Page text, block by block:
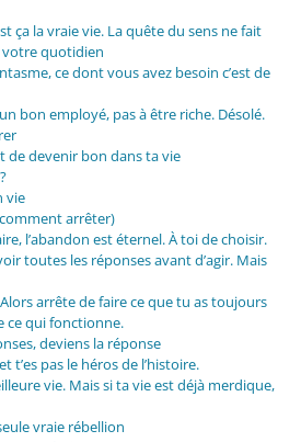
ça la vraie vie. La quête du sens ne fait
quotidien
ce dont vous avez besoin c’est de
un bon employé, pas à être riche. Désolé.
de devenir bon dans ta vie
vie
arrêter)
l’abandon est éternel. À toi de choisir.
toutes les réponses avant d’agir. Mais
arrête de faire ce que tu as toujours
ce qui fonctionne.
deviens la réponse
t’es pas le héros de l’histoire.
vie. Mais si ta vie est déjà merdique,
vraie rébellion